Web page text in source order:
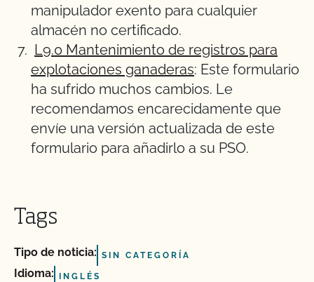
manipulador exento para cualquier
almacén no certificado.
L9.0 Mantenimiento de registros para
explotaciones ganaderas: Este formulario
ha sufrido muchos cambios. Le
recomendamos encarecidamente que
envíe una versión actualizada de este
formulario para añadirlo a su PSO.
Tags
Tipo de noticia: SIN CATEGORÍA
Idioma: INGLÉS